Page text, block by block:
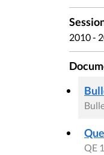
2010 -
QE